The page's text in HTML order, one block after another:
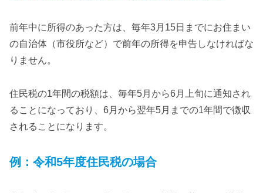
前年中に所得のあった方は、毎年3月15日までにお住まい
の自治体（市役所など）で前年の所得を申告しなければな
りません。
住民税の1年間の税額は、毎年5月から6月上旬に通知され
ることになっており、6月から翌年5月までの1年間で徴収
されることになります。
例：令和5年度住民税の場合